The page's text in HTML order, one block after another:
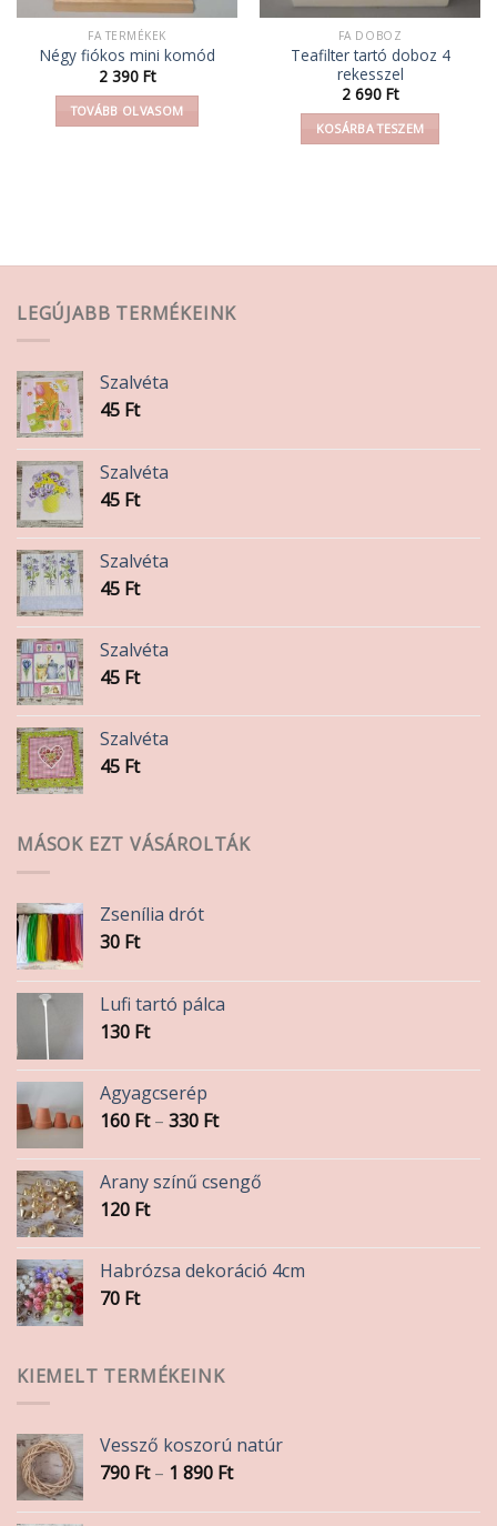
FA TERMÉKEK
Négy fiókos mini komód
2 390 Ft
TOVÁBB OLVASOM
FA DOBOZ
Teafilter tartó doboz 4
rekesszel
2 690 Ft
KOSÁRBA TESZEM
LEGÚJABB TERMÉKEINK
Szalvéta
45 Ft
Szalvéta
45 Ft
Szalvéta
45 Ft
Szalvéta
45 Ft
Szalvéta
45 Ft
MÁSOK EZT VÁSÁROLTÁK
Zsenília drót
30 Ft
Lufi tartó pálca
130 Ft
Agyagcserép
160 Ft – 330 FtÁrtartomány:
-
330 Ft
Arany színű csengő
120 Ft
Habrózsa dekoráció 4cm
70 Ft
KIEMELT TERMÉKEINK
Vessző koszorú natúr
790 Ft – 1 890 FtÁrtartomány:
-